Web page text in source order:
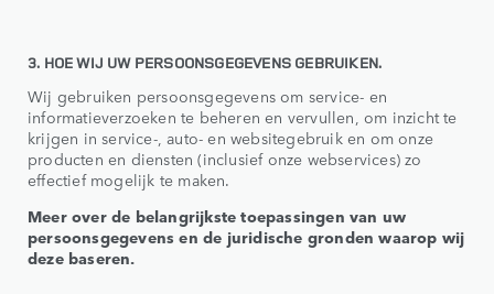
3. HOE WIJ UW PERSOONSGEGEVENS GEBRUIKEN.
Wij gebruiken persoonsgegevens om service- en
informatieverzoeken te beheren en vervullen, om inzicht te
krijgen in service-, auto- en websitegebruik en om onze
producten en diensten (inclusief onze webservices) zo
effectief mogelijk te maken.
Meer over de belangrijkste toepassingen van uw
persoonsgegevens en de juridische gronden waarop wij
deze baseren.